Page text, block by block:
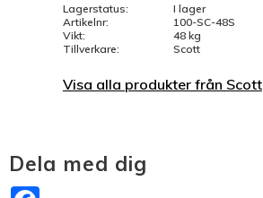
Lagerstatus
I lager
Artikelnr
100-SC-48S
Vikt
48 kg
Tillverkare
Scott
Visa alla produkter från Scott
Dela med dig